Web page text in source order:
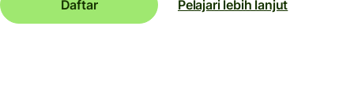
Daftar Pelajari lebih lanjut